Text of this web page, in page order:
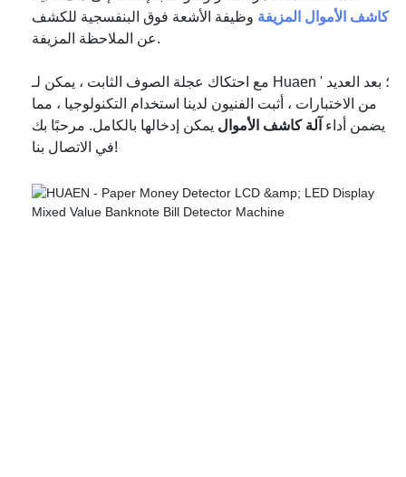
كاشف الأموال المزيفة وظيفة الأشعة فوق البنفسجية للكشف
عن الملاحظة المزيفة.
مع احتكاك عجلة الصوف الثابت ، يمكن لـ Huaen ' ؛ بعد العديد
من الاختبارات ، أثبت الفنيون لدينا استخدام التكنولوجيا ، مما
يضمن أداء آلة كاشف الأموال يمكن إدخالها بالكامل. مرحبًا بك
في الاتصال بنا!